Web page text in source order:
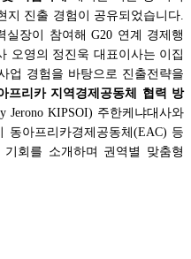
진출 경험이 공유되었습니다.
실장이 참여해 G20 연계 경제행
오영의 정진욱 대표이사는 이집
업 경험을 바탕으로 진출전략을
프리카 지역경제공동체 협력 방
Jerono KIPSOI) 주한케냐대사와
동아프리카경제공동체(EAC) 등
기회를 소개하며 권역별 맞춤형